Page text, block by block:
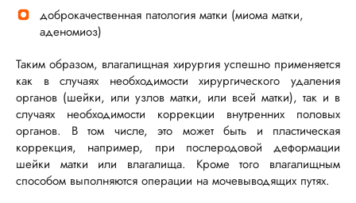
доброкачественная патология матки (миома матки,
аденомиоз)
Таким образом, влагалищная хирургия успешно применяется
как в случаях необходимости хирургического удаления
органов (шейки, или узлов матки, или всей матки), так и в
случаях необходимости коррекции внутренних половых
органов. В том числе, это может быть и пластическая
коррекция, например, при послеродовой деформации
шейки матки или влагалища. Кроме того влагалищным
способом выполняются операции на мочевыводящих путях.